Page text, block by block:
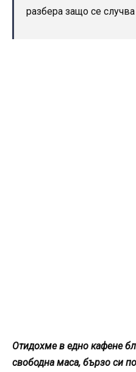
разбера защо се случва
Отидохме в едно кафене
свободна маса, бързо си